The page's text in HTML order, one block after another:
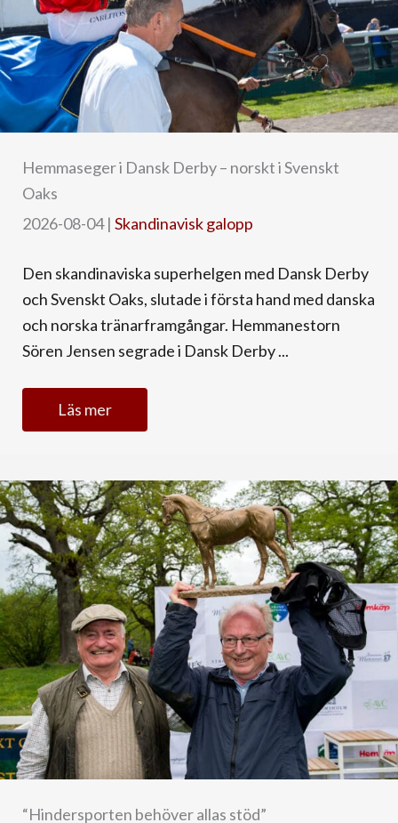
Hemmaseger i Dansk Derby – norskt i Svenskt
Oaks
2026-08-04| Skandinavisk galopp
Den skandinaviska superhelgen med Dansk Derby
och Svenskt Oaks, slutade i första hand med danska
och norska tränarframgångar. Hemmanestorn
Sören Jensen segrade i Dansk Derby ...
Läs mer
“Hindersporten behöver allas stöd”